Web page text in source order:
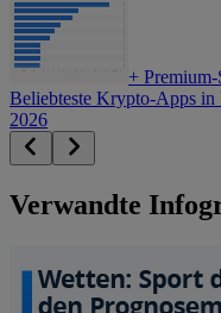
+
Beliebteste Krypto-Apps
2026
Verwandte